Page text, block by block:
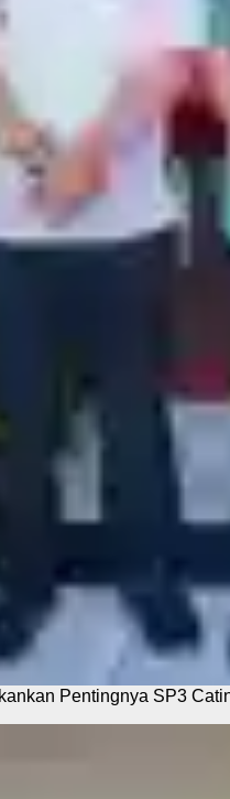
Pentingnya SP3